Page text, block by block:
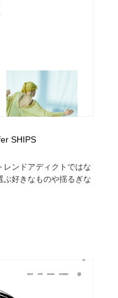
SHIPS
ンドアディクトではな
ぶ好きなものや揺るぎな